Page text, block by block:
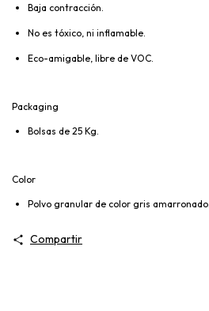
Baja contracción.
No es tóxico, ni inflamable.
Eco-amigable, libre de VOC.
Packaging
Bolsas de 25 Kg.
Color
Polvo granular de color gris amarronado.
Compartir